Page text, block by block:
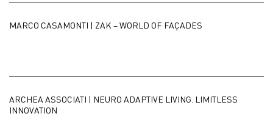
MARCO CASAMONTI | ZAK – WORLD OF FAÇADES
ARCHEA ASSOCIATI | NEURO ADAPTIVE LIVING. LIMITLESS
INNOVATION